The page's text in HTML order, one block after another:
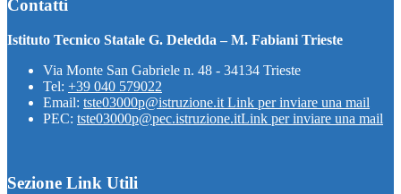
Contatti
Istituto Tecnico Statale G. Deledda – M. Fabiani Trieste
Via Monte San Gabriele n. 48 - 34134 Trieste
Tel: +39 040 579022
Email: tste03000p@istruzione.it Link per inviare una mail
PEC: tste03000p@pec.istruzione.itLink per inviare una mail
Sezione Link Utili